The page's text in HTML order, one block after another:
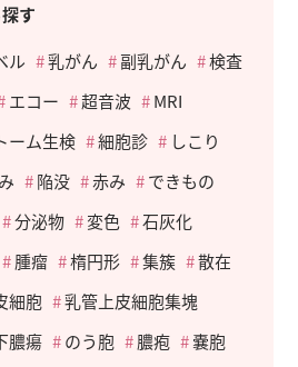
す
ル 乳がん 副乳がん
検査
エコー 超音波
MRI
ーム生検 細胞診
しこり
陥没 赤み
できもの
分泌物 変色
石灰化
腫瘤 楕円形 集簇
散在
細胞
乳管上皮細胞集塊
膿瘍 のう胞 膿疱
嚢胞